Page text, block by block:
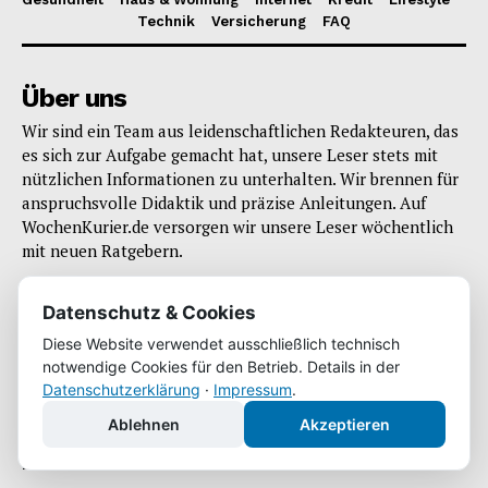
Technik
Versicherung FAQ
Über uns
Wir sind ein Team aus leidenschaftlichen Redakteuren, das
es sich zur Aufgabe gemacht hat, unsere Leser stets mit
nützlichen Informationen zu unterhalten. Wir brennen für
anspruchsvolle Didaktik und präzise Anleitungen. Auf
WochenKurier.de versorgen wir unsere Leser wöchentlich
mit neuen Ratgebern.
Infos
Impressum
Datenschutz
Datenschutz & Cookies
Diese Website verwendet ausschließlich technisch
notwendige Cookies für den Betrieb. Details in der
Datenschutzerklärung · Impressum.
Ablehnen
Akzeptieren